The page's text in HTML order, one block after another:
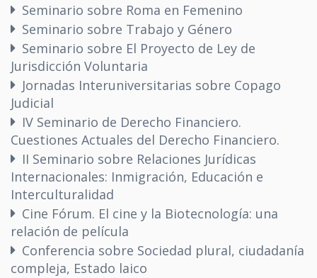
Seminario sobre Roma en Femenino
Seminario sobre Trabajo y Género
Seminario sobre El Proyecto de Ley de
Jurisdicción Voluntaria
Jornadas Interuniversitarias sobre Copago
Judicial
IV Seminario de Derecho Financiero.
Cuestiones Actuales del Derecho Financiero.
II Seminario sobre Relaciones Jurídicas
Internacionales: Inmigración, Educación e
Interculturalidad
Cine Fórum. El cine y la Biotecnología: una
relación de película
Conferencia sobre Sociedad plural, ciudadanía
compleja, Estado laico